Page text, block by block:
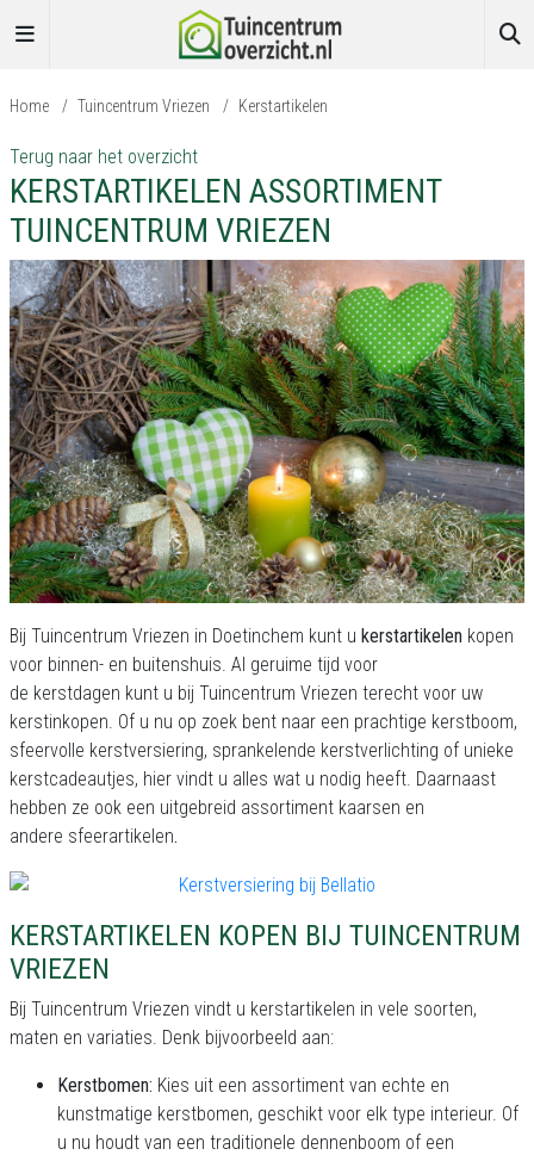
Home / Tuincentrum Vriezen / Kerstartikelen
Terug naar het overzicht
KERSTARTIKELEN ASSORTIMENT
TUINCENTRUM VRIEZEN
Bij Tuincentrum Vriezen in Doetinchem kunt u kerstartikelen kopen
voor binnen- en buitenshuis. Al geruime tijd voor
de kerstdagen kunt u bij Tuincentrum Vriezen terecht voor uw
kerstinkopen. Of u nu op zoek bent naar een prachtige kerstboom,
sfeervolle kerstversiering, sprankelende kerstverlichting of unieke
kerstcadeautjes, hier vindt u alles wat u nodig heeft. Daarnaast
hebben ze ook een uitgebreid assortiment kaarsen en
andere sfeerartikelen.
KERSTARTIKELEN KOPEN BIJ TUINCENTRUM
VRIEZEN
Bij Tuincentrum Vriezen vindt u kerstartikelen in vele soorten,
maten en variaties. Denk bijvoorbeeld aan:
Kerstbomen: Kies uit een assortiment van echte en
kunstmatige kerstbomen, geschikt voor elk type interieur. Of
u nu houdt van een traditionele dennenboom of een